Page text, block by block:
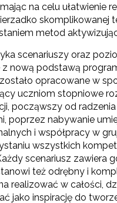
na celu ułatwienie
skomplikowanej
metod
scenariuszy oraz
nową podstawą
opracowane w
uczniom stopniowe
począwszy od
poprzez nabywanie
i współpracy w
wszystkich
scenariusz zawiera
też odrębny i
realizować w całości,
jako inspirację do